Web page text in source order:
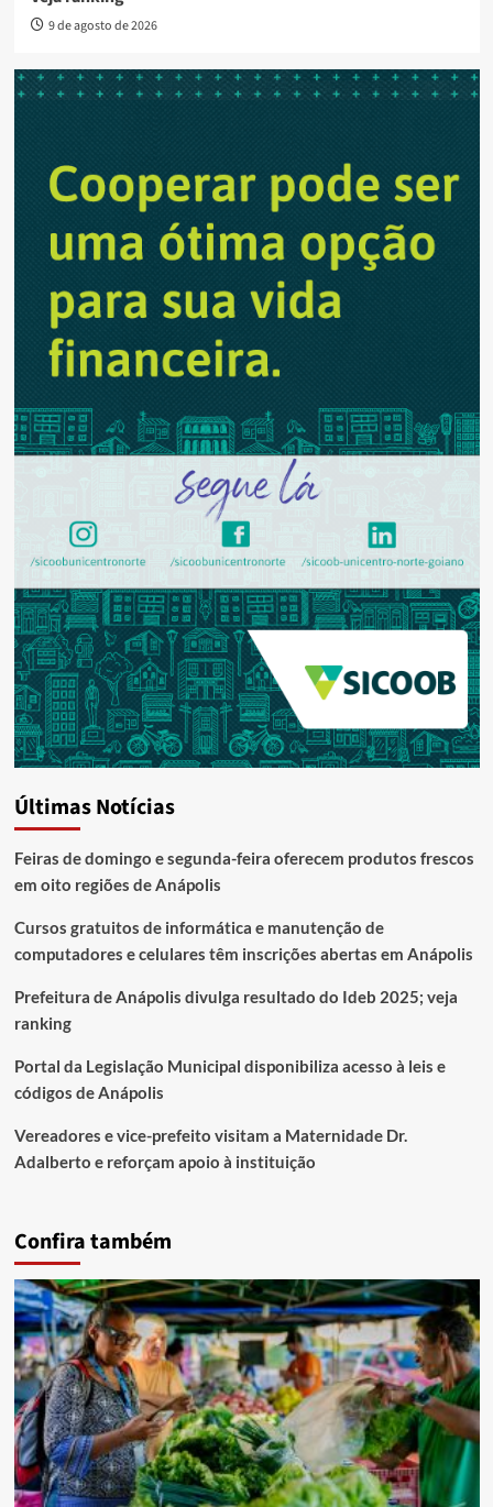
9 de agosto de 2026
Últimas Notícias
Feiras de domingo e segunda-feira oferecem produtos frescos
em oito regiões de Anápolis
Cursos gratuitos de informática e manutenção de
computadores e celulares têm inscrições abertas em Anápolis
Prefeitura de Anápolis divulga resultado do Ideb 2025; veja
ranking
Portal da Legislação Municipal disponibiliza acesso à leis e
códigos de Anápolis
Vereadores e vice-prefeito visitam a Maternidade Dr.
Adalberto e reforçam apoio à instituição
Confira também